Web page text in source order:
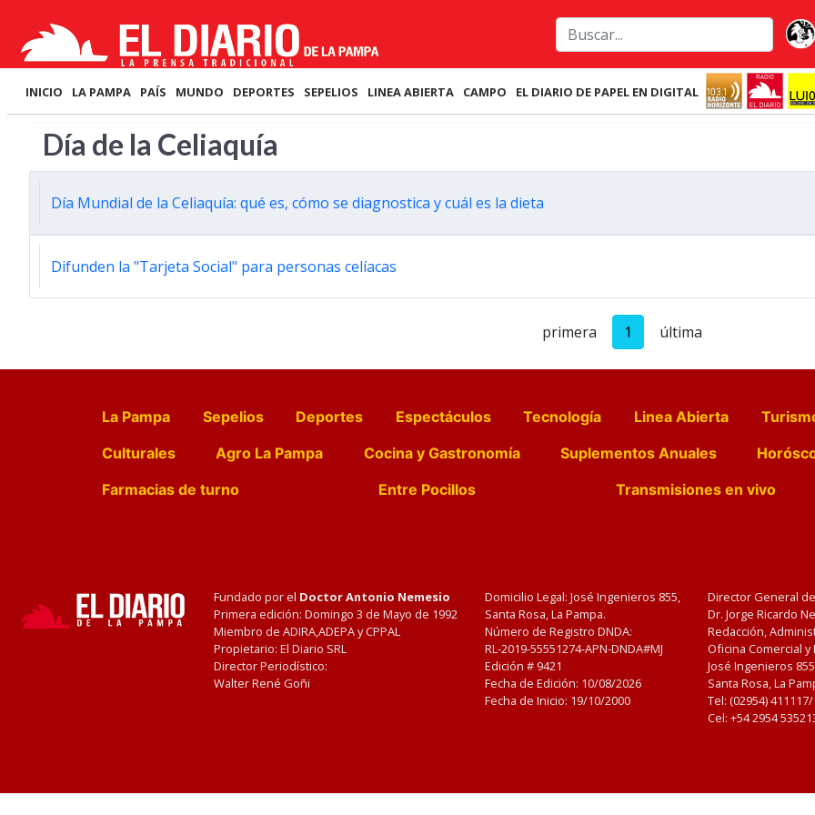
INICIO LA PAMPA PAÍS MUNDO DEPORTES SEPELIOS LINEA ABIERTA CAMPO EL DIARIO DE PAPEL EN DIGITAL
Día de la Celiaquía
Día Mundial de la Celiaquía: qué es, cómo se diagnostica y cuál es la dieta
Difunden la "Tarjeta Social" para personas celíacas
primera 1 última
La Pampa Sepelios Deportes Espectáculos Tecnología Linea Abierta
Culturales
Agro La Pampa Cocina y Gastronomía Suplementos Anuales
Farmacias de turno
Entre Pocillos Transmisiones en vivo
Fundado por el Doctor Antonio Nemesio
Primera edición: Domingo 3 de Mayo de 1992
Miembro de ADIRA,ADEPA y CPPAL
Propietario: El Diario SRL
Director Periodístico:
Walter René Goñi
Domicilio Legal: José Ingenieros 855,
Santa Rosa, La Pampa.
Número de Registro DNDA:
RL-2019-55551274-APN-DNDA#MJ
Edición # 9421
Fecha de Edición: 10/08/2026
Fecha de Inicio: 19/10/2000
Director General
Dr. Jorge Ricardo
Redacción,
Oficina Comercial
José Ingenieros
Santa Rosa, La
Tel: (02954)
Cel: +54 2954